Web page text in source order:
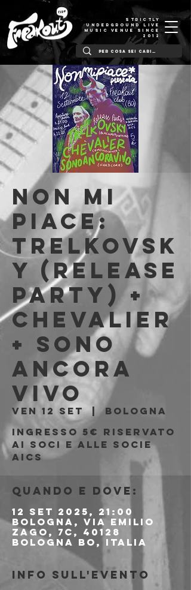
STRICTLY
UNDERGROUND LIVE
MUSIC VENUE SINCE
2012
NON MI
PIACE:
Trelkovsk
y (release
party) +
Chevalier
+ Sono
Ancora
Vivo
ven 12 set
  |
Bologna
Ingresso 5€ riservato
ai soci e alle socie
AICS
Quando e dove:
12 set 2025, 21:00
Bologna, Via Emilio
Zago, 7c, 40128
Bologna BO, Italia
Info sull'evento